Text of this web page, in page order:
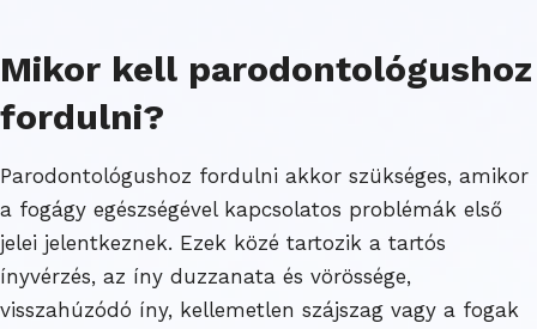
Mikor kell parodontológushoz
fordulni?
Parodontológushoz fordulni akkor szükséges, amikor
a fogágy egészségével kapcsolatos problémák első
jelei jelentkeznek. Ezek közé tartozik a tartós
ínyvérzés, az íny duzzanata és vörössége,
visszahúzódó íny, kellemetlen szájszag vagy a fogak